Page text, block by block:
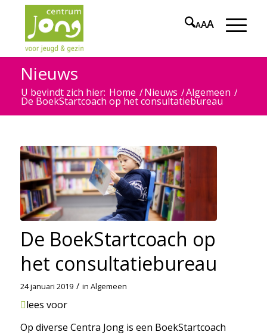
AAA
Nieuws
U bevindt zich hier: Home /Nieuws /Algemeen /
De BoekStartcoach op het consultatiebureau
De BoekStartcoach op
het consultatiebureau
24 januari 2019 / in Algemeen
lees voor
Op diverse Centra Jong is een BoekStartcoach